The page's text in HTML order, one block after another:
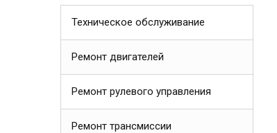
Техническое обслуживание
Ремонт двигателей
Ремонт рулевого управления
Ремонт трансмиссии